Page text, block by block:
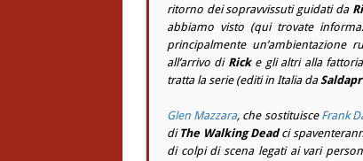
ritorno dei sopravvissuti guidati da
abbiamo visto (qui trovate
principalmente un’ambientazione
all’arrivo di Ricke gli altri alla fattoria
tratta la serie (editi in Italia da
Glen Mazzara, che sostituisce Frank
di The Walking Deadci
di colpi di scena legati ai vari